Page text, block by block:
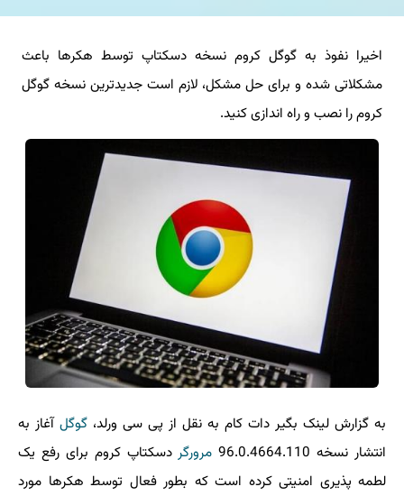
خدمات ما
درباره ما
آموزش
اخیرا نفوذ به گوگل کروم نسخه دسکتاپ توسط هکرها باعث
مشکلاتی شده و برای حل مشکل، لازم است جدیدترین نسخه گوگل
کروم را نصب و راه اندازی کنید.
به گزارش لینک بگیر دات کام به نقل از پی سی ورلد، گوگل آغاز به
انتشار نسخه 96.0.4664.110
مرورگردسکتاپ کروم برای رفع یک
لطمه پذیری امنیتی کرده است که بطور فعال توسط هکرها مورد